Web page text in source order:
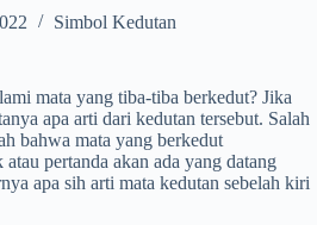
Simbol Kedutan
mata yang tiba-tiba berkedut? Jika
apa arti dari kedutan tersebut. Salah
bahwa mata yang berkedut
pertanda akan ada yang datang
apa sih arti mata kedutan sebelah kiri